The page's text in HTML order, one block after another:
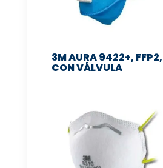
3M AURA 9422+, FFP2,
CON VÁLVULA